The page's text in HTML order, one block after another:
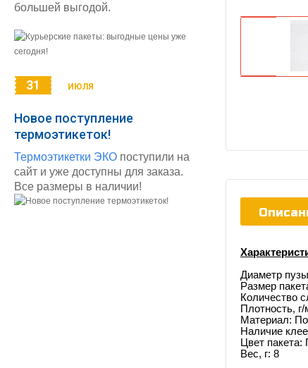
Диаметр
Размер
Количество
Плотность, г/
Материал:
Наличие
Цвет пакета:
Вес, г: 8
большей выгодой.
31 ИЮЛЯ
Новое поступление
термоэтикеток!
Термоэтикетки ЭКО поступили на
сайт и уже доступны для заказа.
Все размеры в наличии!